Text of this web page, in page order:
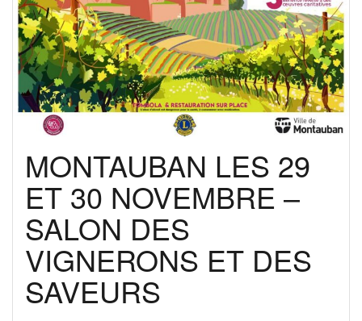
MONTAUBAN LES 29
ET 30 NOVEMBRE –
SALON DES
VIGNERONS ET DES
SAVEURS